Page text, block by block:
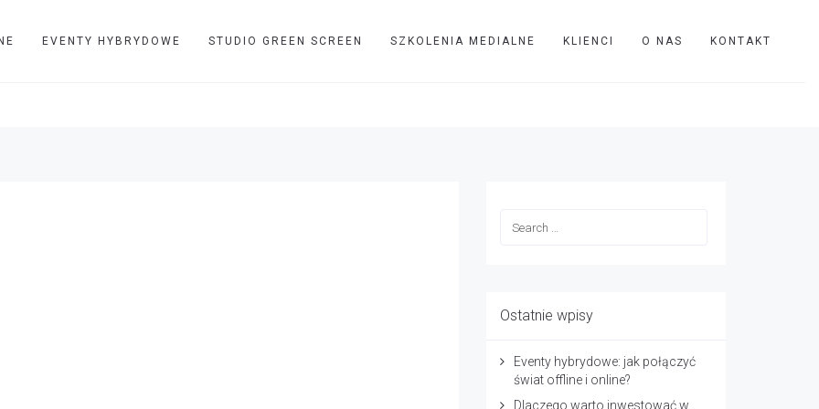
EVENTY HYBRYDOWE STUDIO GREEN SCREEN SZKOLENIA MEDIALNE KLIENCI O NAS KONTAKT
Ostatnie wpisy
Eventy hybrydowe: jak połączyć
świat offline i online?
Dlaczego warto inwestować w